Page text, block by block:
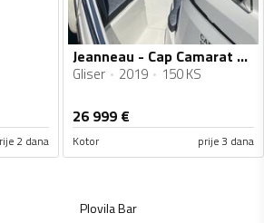
2 dana
Jeanneau - Cap Camarat 6.5cc
Gliser 2019 150 KS
26 999 €
Kotor prije 3 dana
PlovilaBar